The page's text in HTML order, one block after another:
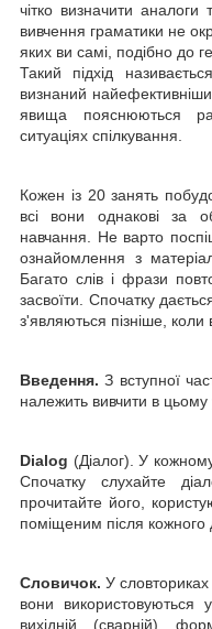
чітко визначити
вивчення граматики не
яких ви самі, подібно до
Такий підхід
визнаний
явища пояснюються
ситуаціях спілкування.
Кожен із 20 занять
всі вони однакові за
навчання. Не варто
ознайомлення з
Багато слів і фрази
засвоїти. Спочатку
з'являються пізніше, коли
Введення. З вступної
належить вивчити в цьому
Dialog (Діалог). У
Спочатку слухайте
прочитайте його,
поміщеним після кожного
Словичок. У
вони використовуються
вихідній (сварній)